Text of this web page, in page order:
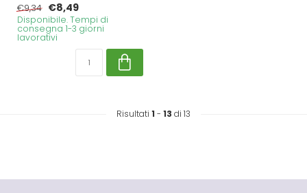
€9,34 €8,49
Disponibile. Tempi di
consegna 1-3 giorni
lavorativi
Risultati 1 - 13 di 13